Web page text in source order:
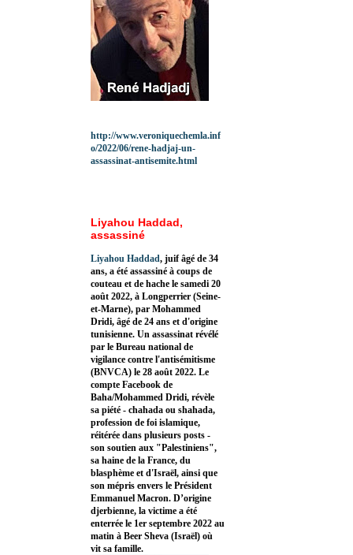
http://www.veroniquechemla.inf
o/2022/06/rene-hadjaj-un-
assassinat-antisemite.html
Liyahou Haddad,
assassiné
Liyahou Haddad, juif âgé de 34
ans, a été assassiné à coups de
couteau et de hache le samedi 20
août 2022, à Longperrier (Seine-
et-Marne), par Mohammed
Dridi, âgé de 24 ans et d'origine
tunisienne. Un assassinat révélé
par le Bureau national de
vigilance contre l'antisémitisme
(BNVCA) le 28 août 2022. Le
compte Facebook de
Baha/Mohammed Dridi, révèle
sa piété - chahada ou shahada,
profession de foi islamique,
réitérée dans plusieurs posts -
son soutien aux "Palestiniens",
sa haine de la France, du
blasphème et d'Israël, ainsi que
son mépris envers le Président
Emmanuel Macron. D’origine
djerbienne, la victime a été
enterrée le 1er septembre 2022 au
matin à Beer Sheva (Israël) où
vit sa famille.